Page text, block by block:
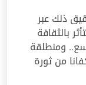
ذلك عبر
بالثقافة
ومنطلقة
من ثورة